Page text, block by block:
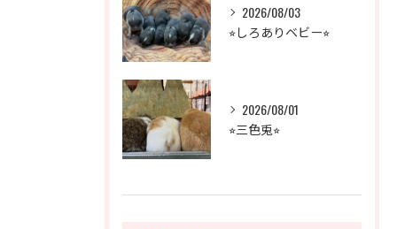
2026/08/03
⭐︎しろありベビー⭐︎
2026/08/01
⭐︎三色兎⭐︎